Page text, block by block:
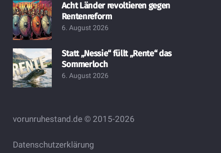
Acht Länder revoltieren gegen
Rentenreform
6. August 2026
Statt „Nessie“ füllt „Rente“ das
Sommerloch
6. August 2026
vorunruhestand.de © 2015-2026
Datenschutzerklärung